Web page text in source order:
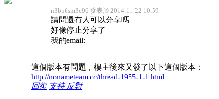
n3bp6sm3c96 發表於 2014-11-22 10:59
請問還有人可以分享嗎
好像停止分享了
我的email:
這個版本有問題，樓主後來又發了以下這個版本：
http://nonameteam.cc/thread-1955-1-1.html
回復 支持 反對